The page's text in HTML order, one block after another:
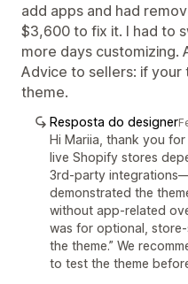
add apps and had
$3,600 to fix it. I had to
more days customizing.
Advice to sellers: if your
theme.
Resposta do designer
Hi Mariia, thank you
live Shopify stores
3rd-party
demonstrated the
without app-related
was for optional,
the theme.” We
to test the theme